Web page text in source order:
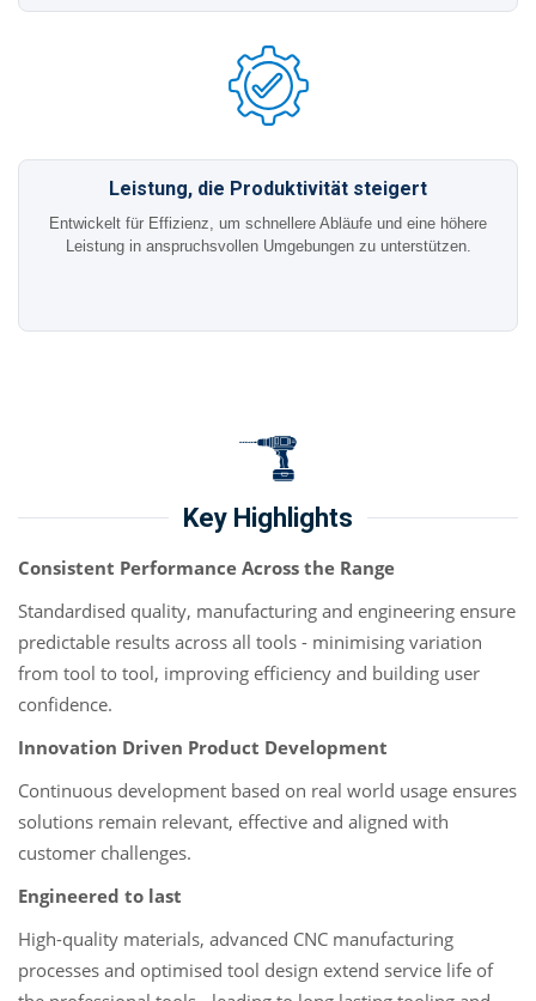
Leistung, die Produktivität steigert
Entwickelt für Effizienz, um schnellere Abläufe und eine höhere
Leistung in anspruchsvollen Umgebungen zu unterstützen.
Key Highlights
Consistent Performance Across the Range
Standardised quality, manufacturing and engineering ensure
predictable results across all tools - minimising variation
from tool to tool, improving efficiency and building user
confidence.
Innovation Driven Product Development
Continuous development based on real world usage ensures
solutions remain relevant, effective and aligned with
customer challenges.
Engineered to last
High-quality materials, advanced CNC manufacturing
processes and optimised tool design extend service life of